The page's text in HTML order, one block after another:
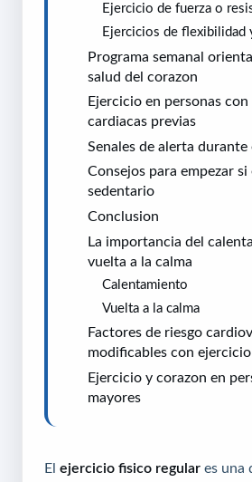
Ejercicio de fuerza o
Ejercicios de flexibilidad
Programa semanal
salud del corazon
Ejercicio en personas
cardiacas previas
Senales de alerta
Consejos para empezar si
sedentario
Conclusion
La importancia del
vuelta a la calma
Calentamiento
Vuelta a la calma
Factores de riesgo
modificables con ejercicio
Ejercicio y corazon en
mayores
El ejercicio fisico regular es una